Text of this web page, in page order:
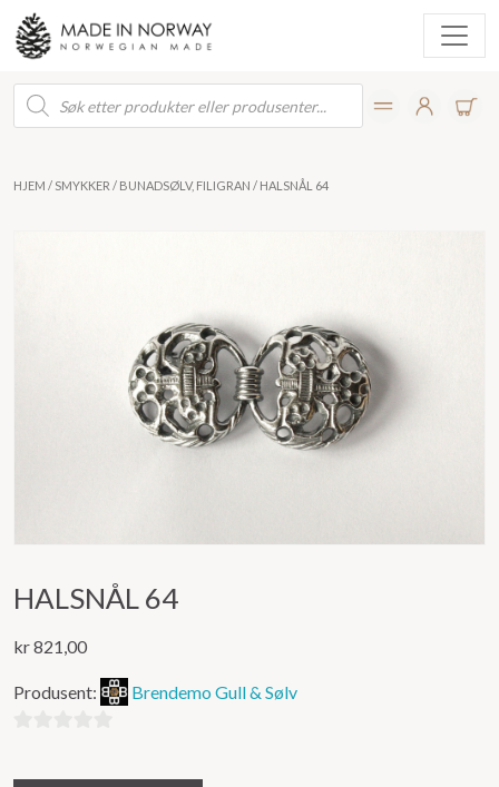
Products
search
HJEM / SMYKKER / BUNADSØLV, FILIGRAN / HALSNÅL 64
HALSNÅL 64
kr821,00
Produsent: Brendemo Gull & Sølv